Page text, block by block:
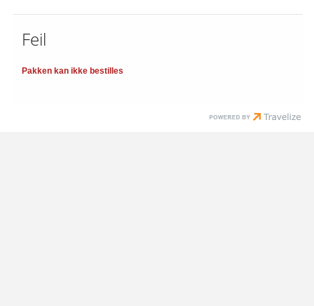
Feil
Pakken kan ikke bestilles